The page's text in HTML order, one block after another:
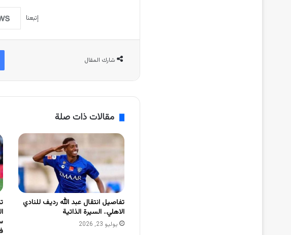
إتبعنا
شارك المقال
مقالات ذات صلة
تفاصيل انتقال عبد الله رديف للنادي
الاهلي.. السيرة الذاتية
يوليو 23, 2026